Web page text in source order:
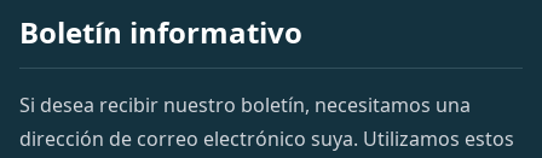
Boletín informativo
Si desea recibir nuestro boletín, necesitamos una
dirección de correo electrónico suya. Utilizamos estos